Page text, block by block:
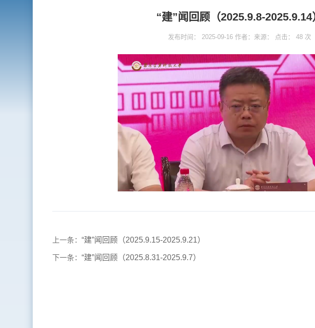
“建”闻回顾（2025.9.8-2025.9.14
发布时间： 2025-09-16 作者：来源： 点击：48 次
上一条：“建”闻回顾（2025.9.15-2025.9.21）
下一条：“建”闻回顾（2025.8.31-2025.9.7）